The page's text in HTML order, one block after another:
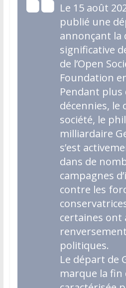
Le 15 août
publié une
annonçant
significative
de l’Open
Foundation
Pendant plus
décennies, le
société, le
milliardaire
s’est
dans de
campagnes
contre les
certaines ont
politiques.
Le départ de
marque la fin